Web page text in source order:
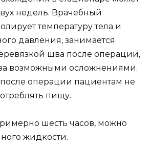
недель. Врачебный
температуру тела и
давления, занимается
шва после операции,
возможными осложнениями.
операции пациентам не
пищу.
шесть часов, можно
жидкости.